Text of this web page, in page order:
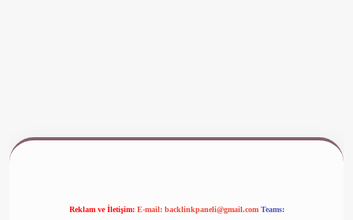
Reklam ve İletişim: E-mail: backlinkpaneli@gmail.com Teams: